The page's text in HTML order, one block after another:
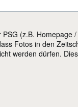
(z.B. Homepage
Fotos in den
werden dürfen.